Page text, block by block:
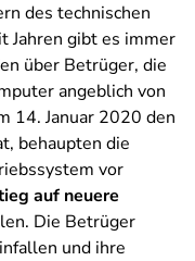
des technischen
Jahren gibt es immer
über Betrüger, die
angeblich von
14. Januar 2020 den
behaupten die
vor
auf neuere
Die Betrüger
und ihre